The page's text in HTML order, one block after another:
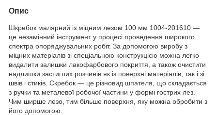
Опис
Шкребок малярний із міцним лезом 100 мм 1004-201610 —
це незамінний інструмент у процесі проведення широкого
спектра опоряджувальних робіт. За допомогою виробу з
міцних матеріалів зі спеціальною конструкцією можна легко
видалити залишки лакофарбового покриття, а також очистити
надлишки застиглих розчинів як із поверхні матеріалів, так і зі
швів і стиків. Скребок — це різновид шпателя, що складається
з ручки та металевої робочої частини у формі гострих лез.
Чим ширше лезо, тим більше поверхня, яку можна обробити з
його допомогою.